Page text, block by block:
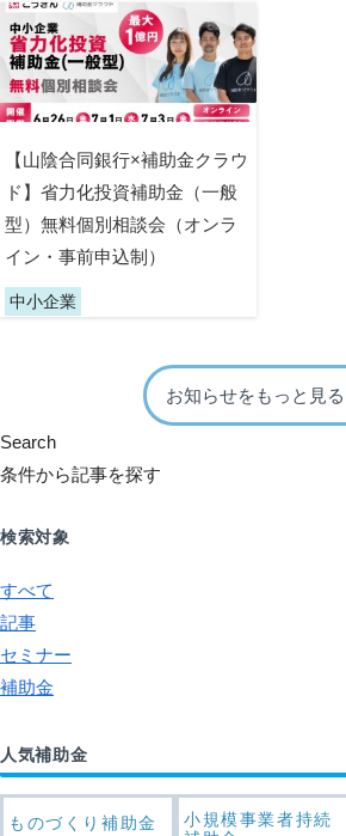
【山陰合同銀行×補助金クラウ
ド】省力化投資補助金（一般
型）無料個別相談会（オンラ
イン・事前申込制）
中小企業
お知らせをもっと見る
Search
条件から記事を探す
検索対象
すべて
記事
セミナー
補助金
人気補助金
ものづくり補助金
小規模事業者持続